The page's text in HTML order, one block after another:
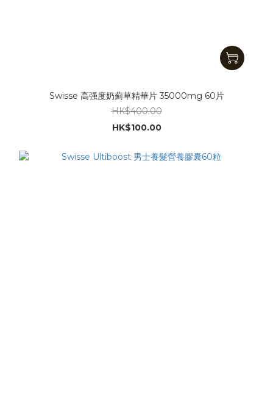
Swisse 高强度奶薊草精華片 35000mg 60片
HK$400.00
HK$100.00